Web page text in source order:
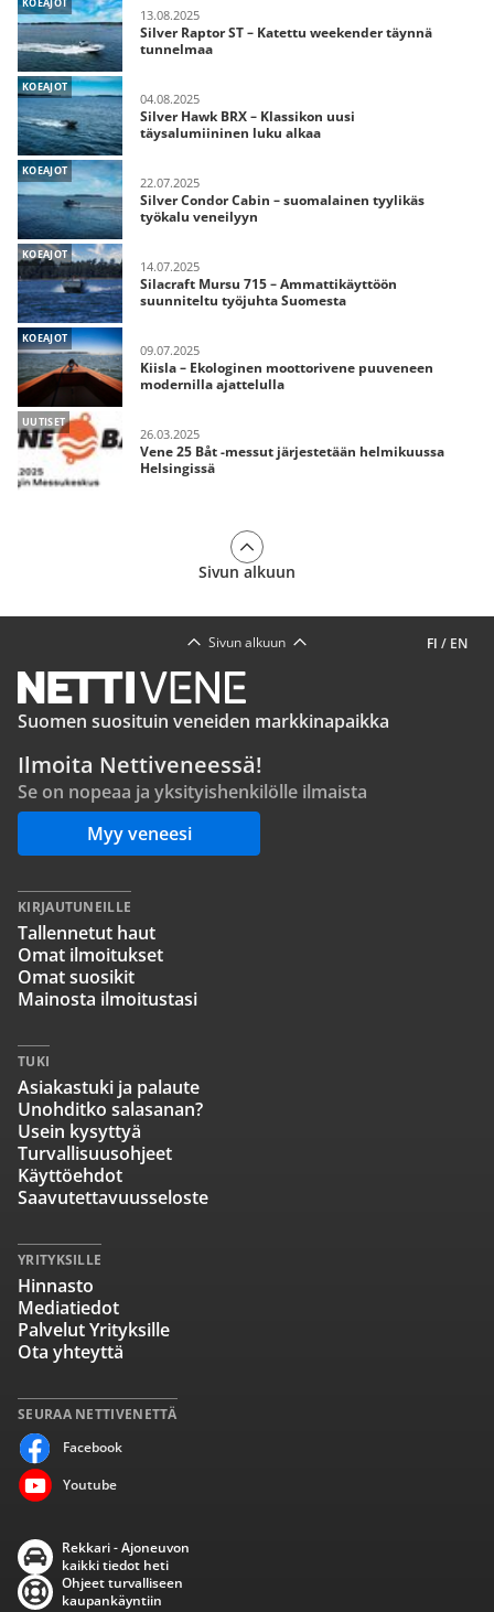
13.08.2025
Silver Raptor ST – Katettu weekender täynnä
tunnelmaa
KOEAJOT
04.08.2025
Silver Hawk BRX – Klassikon uusi
täysalumiininen luku alkaa
KOEAJOT
22.07.2025
Silver Condor Cabin – suomalainen tyylikäs
työkalu veneilyyn
KOEAJOT
14.07.2025
Silacraft Mursu 715 – Ammattikäyttöön
suunniteltu työjuhta Suomesta
KOEAJOT
09.07.2025
Kiisla – Ekologinen moottorivene puuveneen
modernilla ajattelulla
UUTISET
26.03.2025
Vene 25 Båt -messut järjestetään helmikuussa
Helsingissä
Sivun alkuun
FI / EN
Sivun alkuun
Suomen suosituin veneiden markkinapaikka
Ilmoita Nettiveneessä!
Se on nopeaa ja yksityishenkilölle ilmaista
Myy veneesi
SEURAA NETTIVENETTÄ
Facebook
Youtube
KIRJAUTUNEILLE
Tallennetut haut
Omat ilmoitukset
Omat suosikit
Mainosta ilmoitustasi
TUKI
Asiakastuki ja palaute
Unohditko salasanan?
Usein kysyttyä
Turvallisuusohjeet
Käyttöehdot
Saavutettavuusseloste
YRITYKSILLE
Hinnasto
Mediatiedot
Palvelut Yrityksille
Ota yhteyttä
Rekkari - Ajoneuvon
kaikki tiedot heti
Ohjeet turvalliseen
kaupankäyntiin